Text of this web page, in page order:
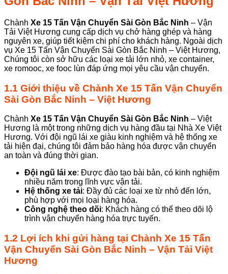
Chành Xe 15 Tấn Vận Chuyển Sài Gòn Bắc Ninh – Vận
Tải Việt Hương cung cấp dịch vụ chở hàng ghép và hàng
nguyên xe, giúp tiết kiệm chi phí cho khách hàng. Ngoài dịch
vụ Xe 15 Tấn Vận Chuyển Sài Gòn Bắc Ninh – Việt Hương,
Chúng tôi còn sở hữu các loại xe tải lớn nhỏ, xe container,
xe romooc, xe fooc lùn đáp ứng mọi yêu cầu vận chuyển.
1.1 Giới thiệu về Chành Xe 15 Tấn Vận Chuyển
Sài Gòn Bắc Ninh – Việt Hương
Chành Xe 15 Tấn Vận Chuyển Sài Gòn Bắc Ninh – Việt
Hương là một trong những dịch vụ hàng đầu tại Nhà Xe Việt
Hương. Với đội ngũ lái xe giàu kinh nghiệm và hệ thống xe
tải hiện đại, chúng tôi đảm bảo hàng hóa được vận chuyển
an toàn và đúng thời gian.
Đội ngũ lái xe: Được đào tạo bài bản, có kinh nghiệm
nhiều năm trong lĩnh vực vận tải.
Hệ thống xe tải: Đầy đủ các loại xe từ nhỏ đến lớn,
phù hợp với mọi loại hàng hóa.
Công nghệ theo dõi: Khách hàng có thể theo dõi lộ
trình vận chuyển hàng hóa trực tuyến.
1.2 Lợi ích khi gửi hàng tại Chành Xe 15 Tấn
Vận Chuyển Sài Gòn Bắc Ninh – Vận Tải Việt
Hương